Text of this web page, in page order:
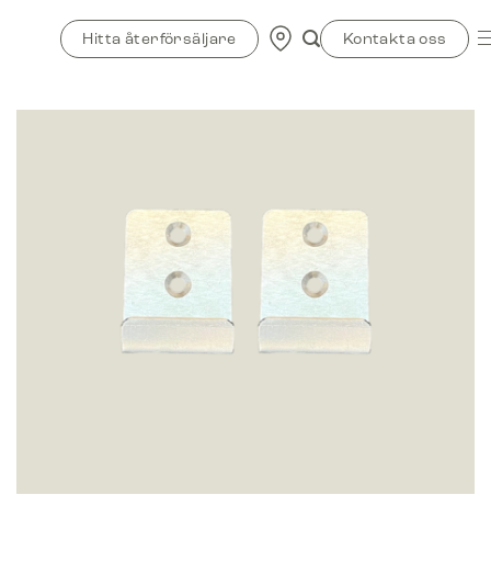
Hitta återförsäljare Kontakta oss